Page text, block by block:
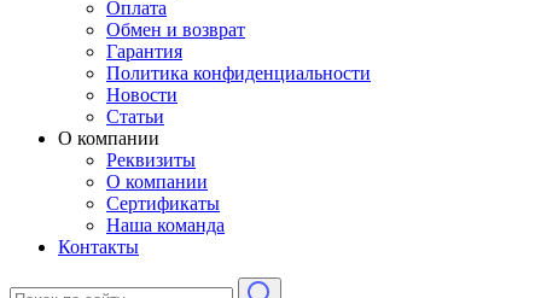
Оплата
Обмен и возврат
Гарантия
Политика конфиденциальности
Новости
Статьи
О компании
Реквизиты
О компании
Сертификаты
Наша команда
Контакты